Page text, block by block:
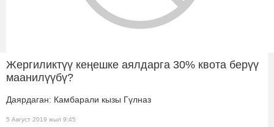
Жергиликтүү кеңешке аялдарга 30% квота берүү
маанилүүбү?
Даярдаган: Камбарали кызы Гүлназ
5 Август 2019 жыл 9:45